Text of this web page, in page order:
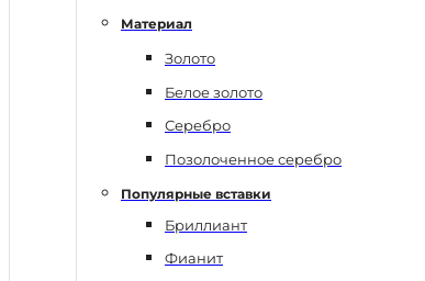
Материал
Золото
Белое золото
Серебро
Позолоченное серебро
Популярные вставки
Бриллиант
Фианит